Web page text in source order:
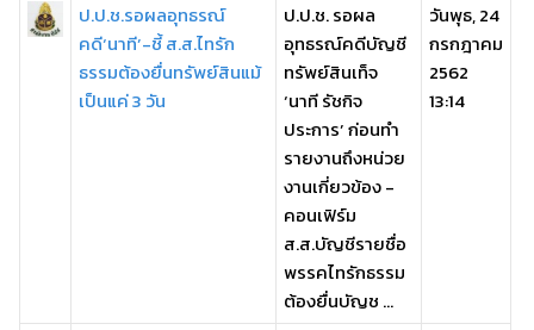
ป.ป.ช.รอผลอุทธรณ์
คดี‘นาที’-ชี้ ส.ส.ไทรัก
ธรรมต้องยื่นทรัพย์สินแม้
เป็นแค่ 3 วัน
ป.ป.ช. รอผล
อุทธรณ์คดีบัญชี
ทรัพย์สินเท็จ
‘นาที รัชกิจ
ประการ’ ก่อนทำ
รายงานถึงหน่วย
งานเกี่ยวข้อง -
คอนเฟิร์ม
ส.ส.บัญชีรายชื่อ
พรรคไทรักธรรม
ต้องยื่นบัญช ...
วันพุธ, 24
กรกฎาคม
2562
13:14